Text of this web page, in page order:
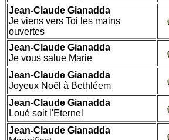
Jean-Claude Gianadda
Je viens vers Toi les mains
ouvertes
Jean-Claude Gianadda
Je vous salue Marie
Jean-Claude Gianadda
Joyeux Noël à Bethléem
Jean-Claude Gianadda
Loué soit l'Eternel
Jean-Claude Gianadda